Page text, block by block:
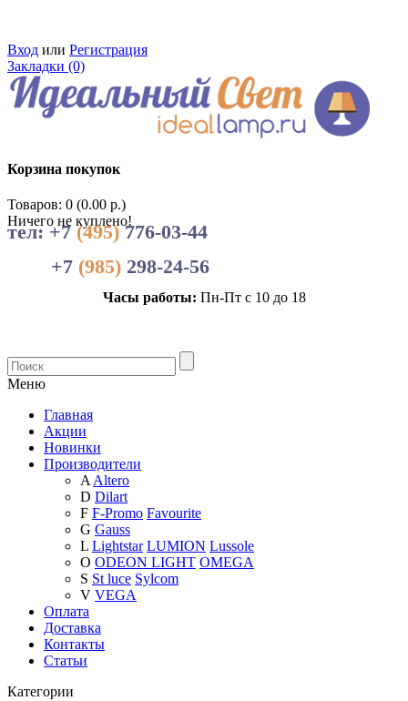
Вход или Регистрация
Закладки (0)
Корзина покупок
Товаров: 0 (0.00 р.)
Ничего не куплено!
тел: +7(495)776-03-44
+7 (985) 298-24-56
Часы работы: Пн-Пт с 10 до 18
Меню
Главная
Акции
Новинки
Производители
AAltero
D Dilart
F F-Promo Favourite
G Gauss
L Lightstar LUMION Lussole
O ODEON LIGHT OMEGA
S St luce Sylcom
V VEGA
Оплата
Доставка
Контакты
Статьи
Категории